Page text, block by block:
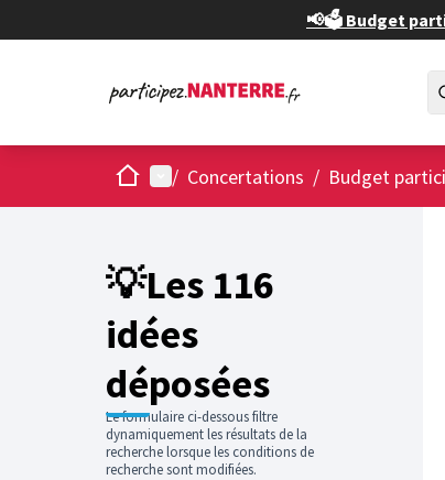
📢🗳️ Budget
AccueilMenu principal
/ Concertations / Budget
💡Les 116
idées
déposées
Le formulaire ci-dessous filtre
dynamiquement les résultats de la
recherche lorsque les conditions de
recherche sont modifiées.